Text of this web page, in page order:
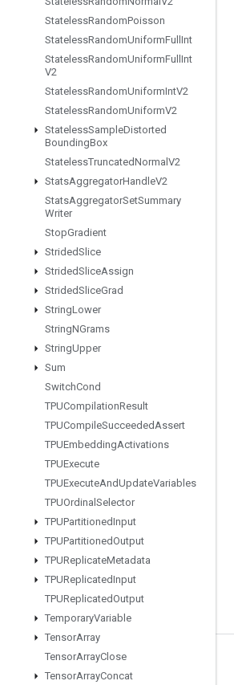
StatelessRandomPoisson
StatelessRandomUniformFull Int
StatelessRandomUniformFull Int
V2
StatelessRandomUniformIntV2
StatelessRandomUniformV2
StatelessSampleDistorted
BoundingBox
StatelessTruncatedNormal V2
StatsAggregatorHandleV2
StatsAggregatorSetSummary
Writer
StopGradient
StridedSlice
StridedSliceAssign
StridedSliceGrad
StringLower
StringNGrams
StringUpper
Sum
SwitchCond
TPUCompilationResult
TPUCompileSucceededAssert
TPUEmbeddingActivations
TPUExecute
TPUExecuteAndUpdateVariables
TPUOrdinal Selector
TPUPartitionedInput
TPUPartitionedOutput
TPUReplicateMetadata
TPUReplicatedInput
TPUReplicatedOutput
TemporaryVariable
TensorArray
TensorArrayClose
TensorArrayConcat
Mantente conectado